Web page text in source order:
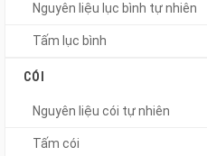
Nguyên liệu lục bình tự nhiên
Tấm lục bình
CÓI
Nguyên liệu cói tự nhiên
Tấm cói